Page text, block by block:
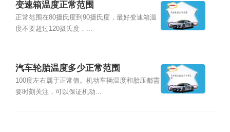
变速箱温度正常范围
正常范围在80摄氏度到90摄氏度，最好变速箱温
度不要超过120摄氏度，...
汽车轮胎温度多少正常范围
100度左右属于正常值。机动车辆温度和胎压都需
要时刻关注，可以保证机动...